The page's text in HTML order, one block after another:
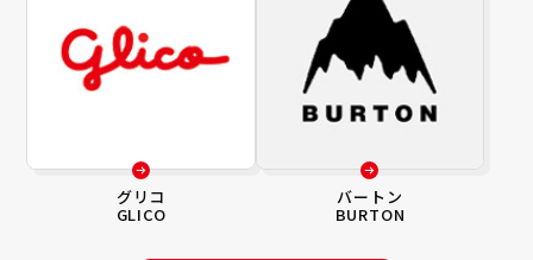
グリコ
GLICO
バートン
BURTON